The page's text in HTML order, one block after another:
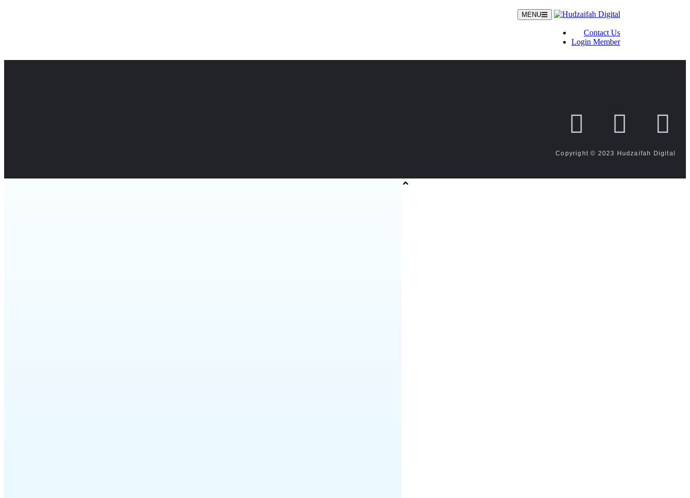
MENU
Contact Us
Login Member
Copyright © 2023 Hudzaifah Digital